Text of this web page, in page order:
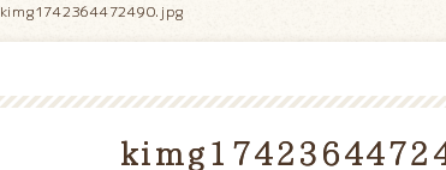
kimg1742364472490.jpg